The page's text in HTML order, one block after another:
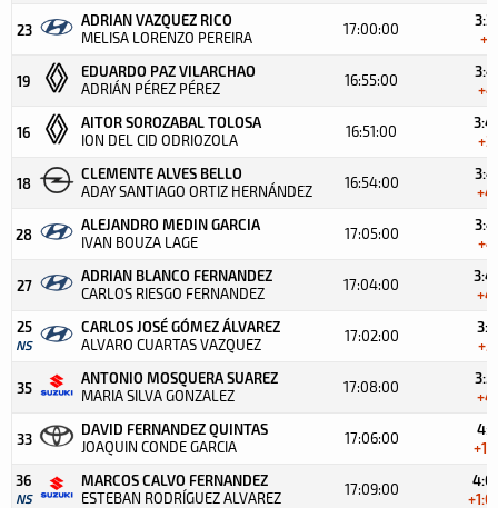
23
ADRIAN VAZQUEZ RICO
MELISA LORENZO PEREIRA 17:00:00
19
EDUARDO PAZ VILARCHAO
ADRIÁN PÉREZ PÉREZ 16:55:00
16
AITOR SOROZABAL TOLOSA
ION DEL CID ODRIOZOLA 16:51:00
18
CLEMENTE ALVES BELLO
ADAY SANTIAGO ORTIZ HERNÁNDEZ 16:54:00
28
ALEJANDRO MEDIN GARCIA
IVAN BOUZA LAGE 17:05:00
27
ADRIAN BLANCO FERNANDEZ
CARLOS RIESGO FERNANDEZ 17:04:00
25
NS
CARLOS JOSÉ GÓMEZ ÁLVAREZ
ALVARO CUARTAS VAZQUEZ 17:02:00
35
ANTONIO MOSQUERA SUAREZ
MARIA SILVA GONZALEZ 17:08:00
33
DAVID FERNANDEZ QUINTAS
JOAQUIN CONDE GARCIA 17:06:00
36
NS
MARCOS CALVO FERNANDEZ
ESTEBAN RODRÍGUEZ ALVAREZ 17:09:00